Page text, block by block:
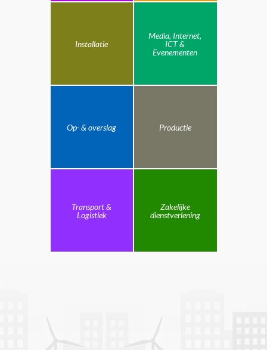
Installatie
Media, Internet,
ICT &
Evenementen
Op- & overslag Productie
Transport &
Logistiek
Zakelijke
dienstverlening